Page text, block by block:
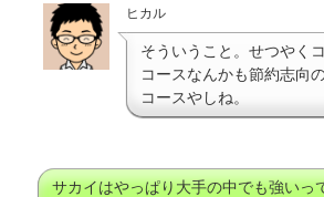
ヒカル
そういうこと。せつやく
コースなんかも節約志向
コースやしね。
サカイはやっぱり大手の中でも強いっ